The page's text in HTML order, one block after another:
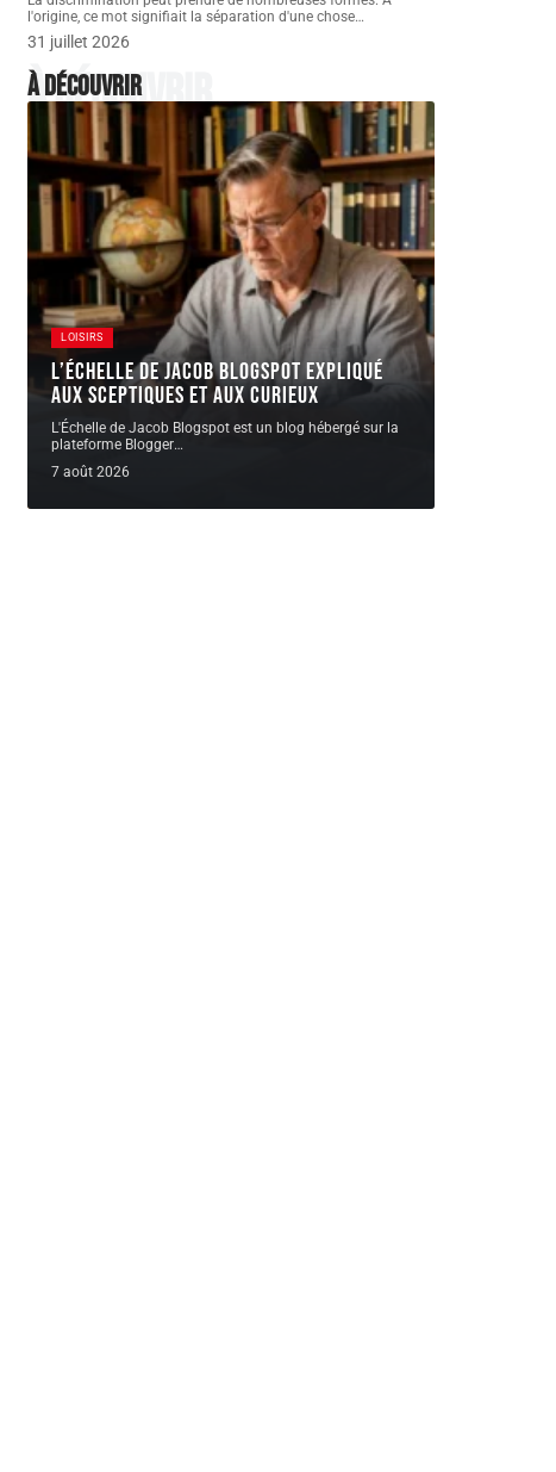
l'origine, ce mot signifiait la séparation d'une chose…
31 juillet 2026
À découvrir
À découvrir
LOISIRS
L’Échelle de Jacob Blogspot expliqué
aux sceptiques et aux curieux
L'Échelle de Jacob Blogspot est un blog hébergé sur la
plateforme Blogger…
7 août 2026